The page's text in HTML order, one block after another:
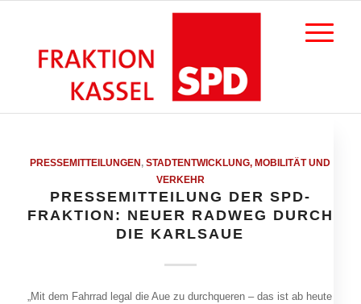
PRESSEMITTEILUNGEN,STADTENTWICKLUNG, MOBILITÄT UND
VERKEHR
PRESSEMITTEILUNG DER SPD-
FRAKTION: NEUER RADWEG DURCH
DIE KARLSAUE
„Mit dem Fahrrad legal die Aue zu durchqueren – das ist ab heute